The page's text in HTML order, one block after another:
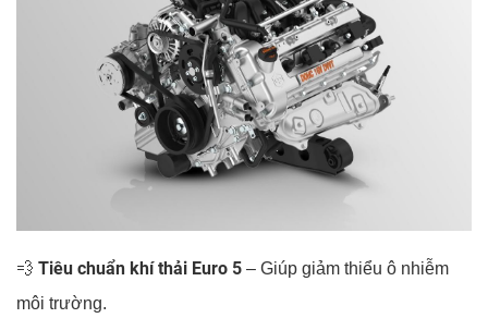
💨 Tiêu chuẩn khí thải Euro 5 – Giúp giảm thiểu ô nhiễm
môi trường.